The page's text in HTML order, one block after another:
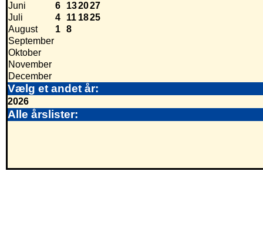
Juni
6 132027
Juli
4 11 1825
August
1 8
September
Oktober
November
December
Vælg et andet år:
2026
Alle årslister: